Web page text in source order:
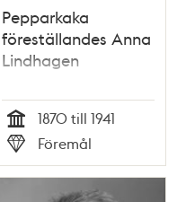
Pepparkaka
föreställandes Anna
Lindhagen
Tid
1870 till 1941
Typ
Föremål